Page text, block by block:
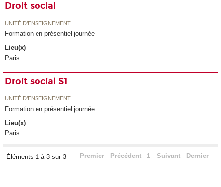
Droit social
UNITÉ D’ENSEIGNEMENT
Formation en présentiel journée
Lieu(x)
Paris
Droit social S1
UNITÉ D’ENSEIGNEMENT
Formation en présentiel journée
Lieu(x)
Paris
Éléments 1 à 3 sur 3 Premier Précédent 1 Suivant Dernier